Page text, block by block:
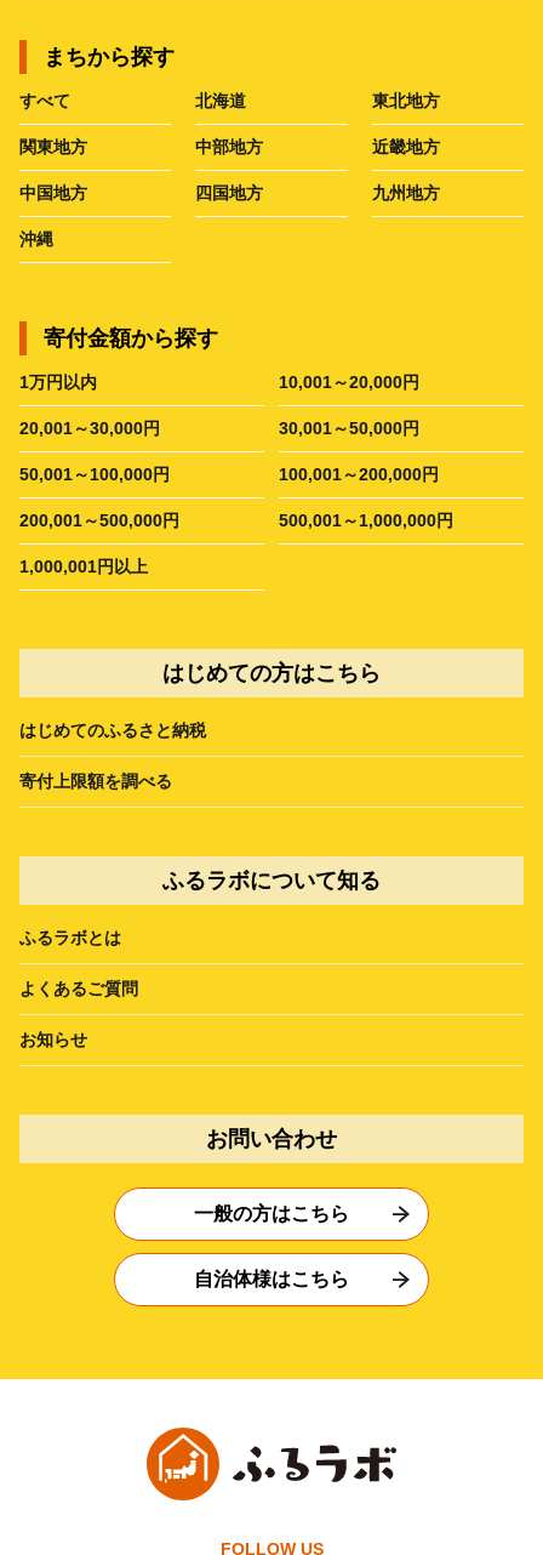
まちから探す
すべて 北海道 東北地方
関東地方 中部地方 近畿地方
中国地方 四国地方 九州地方
沖縄
寄付金額から探す
1万円以内 10,001～20,000円
20,001～30,000円 30,001～50,000円
50,001～100,000円 100,001～200,000円
200,001～500,000円 500,001～1,000,000円
1,000,001円以上
はじめての方はこちら
はじめてのふるさと納税
寄付上限額を調べる
ふるラボについて知る
ふるラボとは
よくあるご質問
お知らせ
お問い合わせ
一般の方はこちら
自治体様はこちら
FOLLOW US